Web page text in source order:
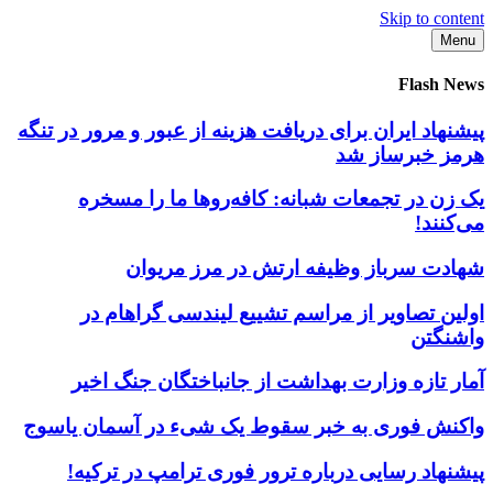
Skip to content
Menu
Flash News
پیشنهاد ایران برای دریافت هزینه از عبور و مرور در تنگه
هرمز خبرساز شد
یک زن در تجمعات شبانه: کافه‌روها ما را مسخره
می‌کنند!
شهادت سرباز وظیفه ارتش در مرز مریوان
اولین تصاویر از مراسم تشییع لیندسی گراهام در
واشنگتن
آمار تازه وزارت بهداشت از جانباختگان جنگ اخیر
واکنش فوری به خبر سقوط یک شیء در آسمان یاسوج
پیشنهاد رسایی درباره ترور فوری ترامپ در ترکیه!